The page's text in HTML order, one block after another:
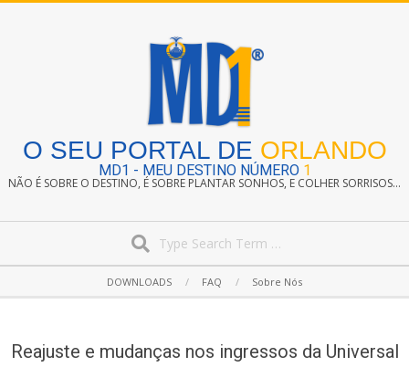
O SEU PORTAL DE ORLANDO
MD1 - MEU DESTINO NÚMERO 1
NÃO É SOBRE O DESTINO, É SOBRE PLANTAR SONHOS, E COLHER SORRISOS...
Navigation
DOWNLOADS FAQ Sobre Nós
Reajuste e mudanças nos ingressos da Universal